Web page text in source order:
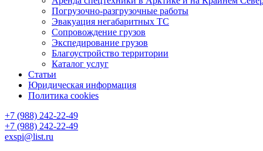
Погрузочно-разгрузочные работы
Эвакуация негабаритных ТС
Сопровождение грузов
Экспедирование грузов
Благоустройство территории
Каталог услуг
Статьи
Юридическая информация
Политика cookies
+7 (988) 242-22-49
+7 (988) 242-22-49
exspi@list.ru